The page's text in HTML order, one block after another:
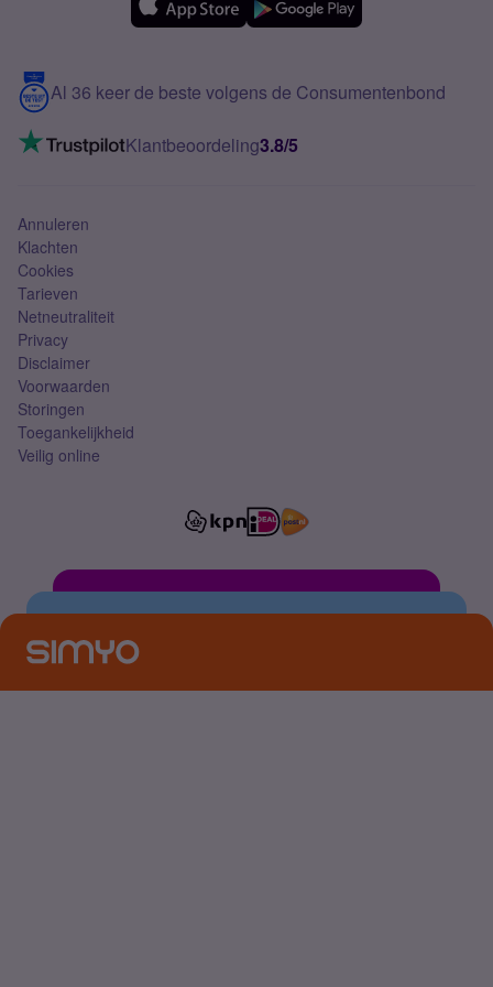
Meerdere nummers
5G internet
Mobiel internet
Mobiel abonnement
Contact
VoLTE 4G bellen
Al 36 keer de beste volgens de Consumentenbond
Klantbeoordeling3.8/5
Annuleren
Klachten
Cookies
Tarieven
Netneutraliteit
Privacy
Disclaimer
Voorwaarden
Storingen
Toegankelijkheid
Veilig online